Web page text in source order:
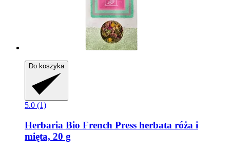
Do koszyka
5.0 (1)
Herbaria Bio French Press herbata róża i
mięta, 20 g